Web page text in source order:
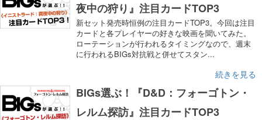
夜中の狩り』注目カードTOP3
新セット発売時恒例の注目カードTOP3。今回は注目
カードと各プレイヤーの好きな映画を聞いてみた。
ローテーションが行われるタイミングなので、週末
に行われるBIGs対抗戦と併せてスタン...
続きを見る
BIGs選ぶ！『D&D：フォーゴトン・
レルム探訪』注目カードTOP3